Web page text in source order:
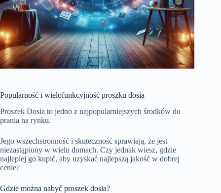
Popularność i wielofunkcyjność proszku dosia
Proszek Dosia to jedno z najpopularniejszych środków do
prania na rynku.
Jego wszechstronność i skuteczność sprawiają, że jest
niezastąpiony w wielu domach. Czy jednak wiesz, gdzie
najlepiej go kupić, aby uzyskać najlepszą jakość w dobrej
cenie?
Gdzie można nabyć proszek dosia?